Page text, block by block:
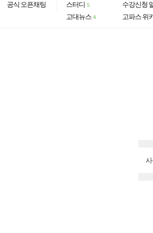
공식 오픈채팅 스터디 5
고대뉴스 4
수강신청
고파스 위